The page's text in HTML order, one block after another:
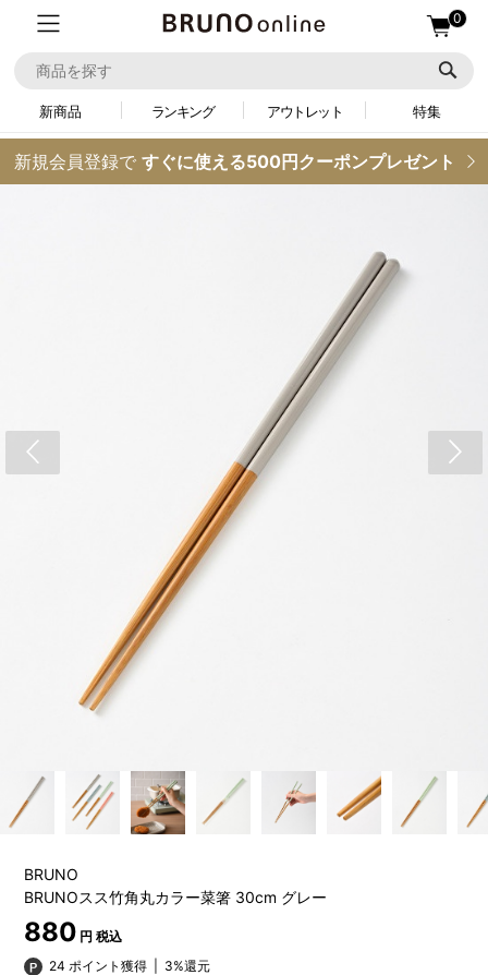
0
新商品 ランキング アウトレット 特集
新規会員登録で すぐに使える500円クーポンプレゼント
BRUNO
BRUNOスス竹角丸カラー菜箸 30cm グレー
880 円 税込
24 ポイント獲得
3%還元